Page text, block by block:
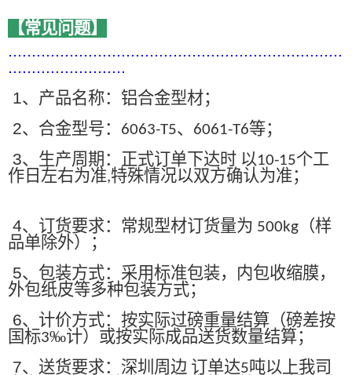
【常见问题】
.......................................................................
.........................
1、产品名称：铝合金型材；
2、合金型号： 6063-T5、 6061-T6等；
3、生产周期：正式订单下达时 以10-15个工
作日左右为准,特殊情况以双方确认为准；
4、订货要求：常规型材订货量为 500kg （样
品单除外）；
5、包装方式：采用标准包装，内包收缩膜，
外包纸皮等多种包装方式；
6、计价方式：按实际过磅重量结算（磅差按
国标3‰计）或按实际成品送货数量结算；
7、送货要求：深圳周边 订单达5吨以上我司